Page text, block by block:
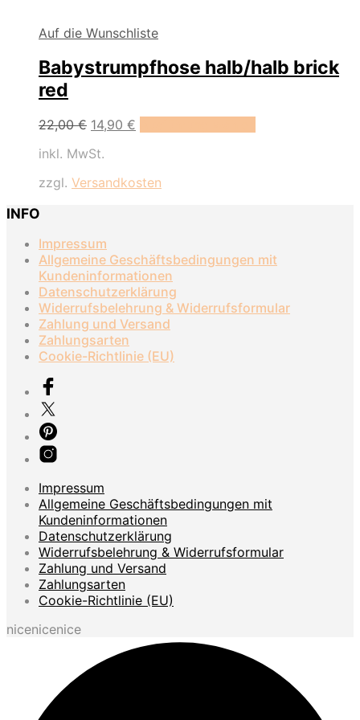
Auf die Wunschliste
Babystrumpfhose halb/halb brick
red
22,00€ 14,90 €
können
auf
Produktseite
gewählt
inkl. MwSt.
zzgl. Versandkosten
INFO
Impressum
Allgemeine Geschäftsbedingungen mit
Kundeninformationen
Datenschutzerklärung
Widerrufsbelehrung & Widerrufsformular
Zahlung und Versand
Zahlungsarten
Cookie-Richtlinie (EU)
Impressum
Allgemeine Geschäftsbedingungen mit
Kundeninformationen
Datenschutzerklärung
Widerrufsbelehrung & Widerrufsformular
Zahlung und Versand
Zahlungsarten
Cookie-Richtlinie (EU)
nicenicenice